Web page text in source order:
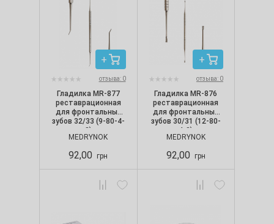
отзыва: 0
Гладилка MR-877
реставрационная
для фронтальных
зубов 32/33 (9-80-4-
8)
MEDRYNOK
92,00 грн
отзыва: 0
Гладилка MR-876
реставрационная
для фронтальных
зубов 30/31 (12-80-
4-8)
MEDRYNOK
92,00 грн